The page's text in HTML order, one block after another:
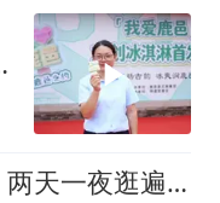
每个街镇都好玩·奉城篇丨两天一夜逛遍十大宝藏点位，沉浸式感受古城多样风情